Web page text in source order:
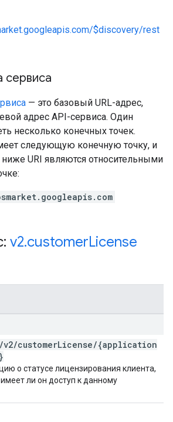
$discovery/rest
сервиса
— это базовый URL-адрес,
адрес API-сервиса. Один
несколько конечных точек.
следующую конечную точку, и
URI являются относительными
v2.customerLicense
/v2/customerLicense/{application
о статусе лицензирования клиента,
ли он доступ к данному